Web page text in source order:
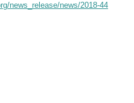
news_release/news/2018-44